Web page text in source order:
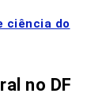
ciência do
no DF